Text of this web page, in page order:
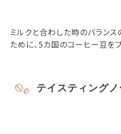
ミルクと合わした時のバランス
ために、5カ国のコーヒー豆を
テイスティングノ